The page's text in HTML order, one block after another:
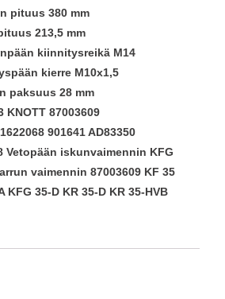
pituus 380 mm
213,5 mm
kiinnitysreikä M14
kierre M10x1,5
paksuus 28 mm
KNOTT 87003609
901641 AD83350
Vetopään iskunvaimennin KFG
vaimennin 87003609 KF 35
KFG 35-D KR 35-D KR 35-HVB